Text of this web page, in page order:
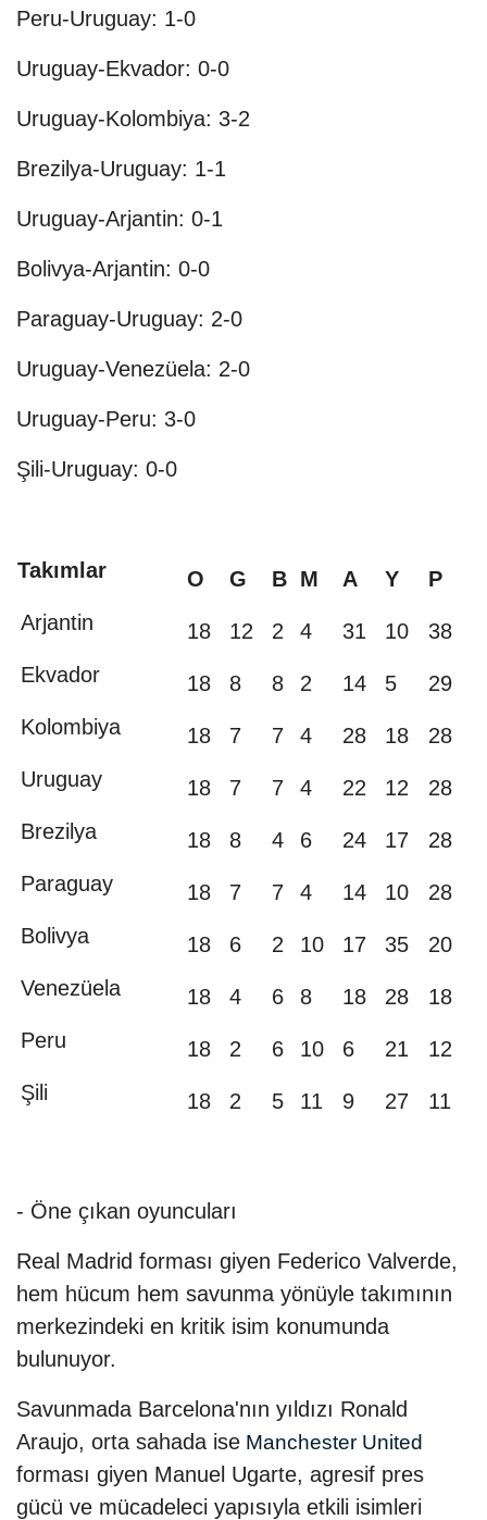
Peru-Uruguay: 1-0
Uruguay-Ekvador: 0-0
Uruguay-Kolombiya: 3-2
Brezilya-Uruguay: 1-1
Uruguay-Arjantin: 0-1
Bolivya-Arjantin: 0-0
Paraguay-Uruguay: 2-0
Uruguay-Venezüela: 2-0
Uruguay-Peru: 3-0
Şili-Uruguay: 0-0
Takımlar O G B M A Y
P
Arjantin
18 12 2 4 31 10
38
Ekvador
18 8 8 2 14 5
29
Kolombiya
18 7 7 4 28 18
28
Uruguay
18 7 7 4 22 12
28
Brezilya
18 8 4 6 24 17
28
Paraguay
18 7 7 4 14 10
28
Bolivya
18 6 2 10 17 35
20
Venezüela
18 4 6 8 18 28
18
Peru
18 2 6 10 6 21
12
Şili
18 2 5 11 9 27 11
- Öne çıkan oyuncuları
Real Madrid forması giyen Federico Valverde,
hem hücum hem savunma yönüyle takımının
merkezindeki en kritik isim konumunda
bulunuyor.
Savunmada Barcelona'nın yıldızı Ronald
Araujo, orta sahada ise Manchester United
forması giyen Manuel Ugarte, agresif pres
gücü ve mücadeleci yapısıyla etkili isimleri